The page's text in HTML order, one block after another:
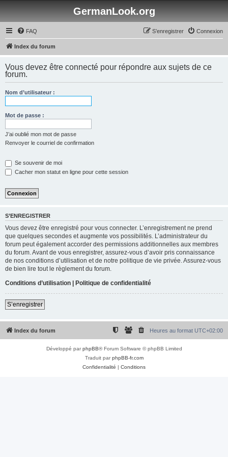
GermanLook.org
FAQ Connexion
S’enregistrer
Index du forum
Vous devez être connecté pour répondre aux sujets de ce
forum.
Nom d’utilisateur :
Mot de passe :
J’ai oublié mon mot de passe
Renvoyer le courriel de confirmation
Se souvenir de moi
Cacher mon statut en ligne pour cette session
S’ENREGISTRER
Vous devez être enregistré pour vous connecter. L’enregistrement ne prend
que quelques secondes et augmente vos possibilités. L’administrateur du
forum peut également accorder des permissions additionnelles aux membres
du forum. Avant de vous enregistrer, assurez-vous d’avoir pris connaissance
de nos conditions d’utilisation et de notre politique de vie privée. Assurez-vous
de bien lire tout le règlement du forum.
Conditions d’utilisation | Politique de confidentialité
S’enregistrer
Index du forum Heures au format UTC+02:00
Développé parphpBB® Forum Software © phpBB Limited
Traduit parphpBB-fr.com
Confidentialité | Conditions